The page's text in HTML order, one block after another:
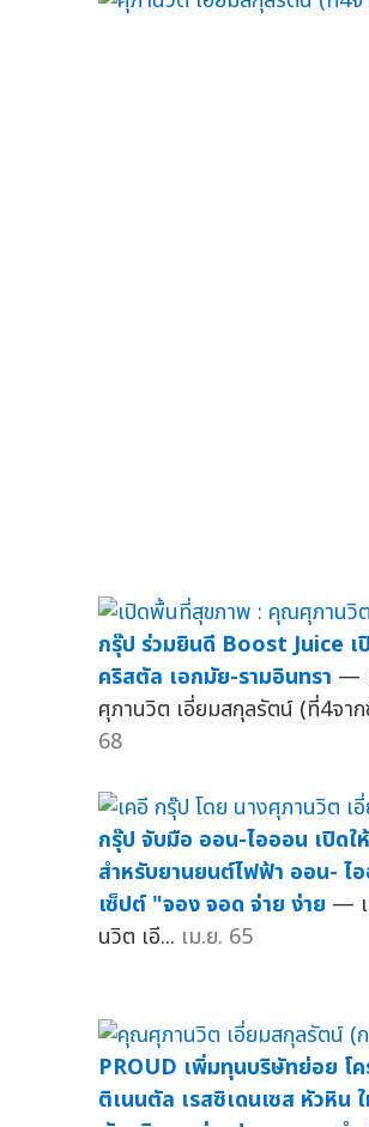
กรุ๊ป ร่วมยินดี Boost Juice เ
คริสตัล เอกมัย-รามอินทรา —
ศุภานวิต เอี่ยมสกุลรัตน์ (ที่4จาก
68
กรุ๊ป จับมือ ออน-ไอออน เปิดใ
สำหรับยานยนต์ไฟฟ้า ออน- ไ
เซ็ปต์ "จอง จอด จ่าย ง่าย — เ
นวิต เอี... เม.ย. 65
PROUD เพิ่มทุนบริษัทย่อย โ
ติเนนตัล เรสซิเดนเซส หัวหิน